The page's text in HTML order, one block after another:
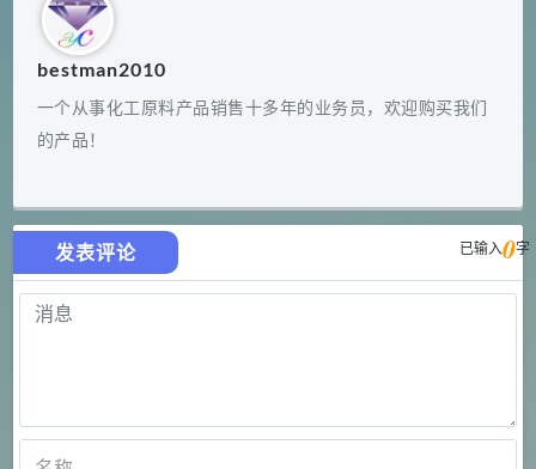
bestman2010
一个从事化工原料产品销售十多年的业务员，欢迎购买我们
的产品！
发表评论 已输入0字